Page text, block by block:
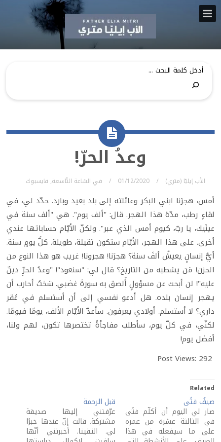
وعدُ الحرّ!
الأب إيليّا (متري) 01/12/2020 في السّاعة التّاسعة, فايسبوك
أمس، هجرَنا ابني البكر وعائلته إلى بلد بعيد وبارد. حدّد لي، في
لقاءٍ رطب، مدّة هذا الهجر. قال: "ألف يوم". هي "ألف سنة في
عينَيك، يا ربّ، كيوم أمس الذي عبر". ولكنّ الأيّام حساباتها عندي
أخرى. على هذا الهجر، الأيّام ستكون ثقيلة، طويلة. كلُّ يومٍ سنة.
أيُّ إنسانٍ يعيشُ ألفَ سنة؟ هجرَنا! هجرونا! غريب هو هذا النوع من
الحزن! مَن يشطبه من التاريخ؟ قال لي: "سنعود"! "وعدُ الحرِّ دينٌ
عليه"! لن أبحث عن مسؤولٍ أُلصق به سورةَ غضبي. شختُ أحارب أن
يهجر إنسان بلده. هل أدعو نفسي إلى أن أستسلم في عُقر
داري؟ لا أستسلم. أولادي يعرفون. سأعدّ الأيّام الألف، يومًا فيومًا.
لكنّي، في كلّ يوم، سأطلب مفاجأةً تختصرها تكون، لهم ولنا،
أفضل يوم!
Post Views: 292
Related
صيفُ فتًى
صار لي اليوم أن أكلّم فتًى
في الثالثة عشرة من عمره
على ما سيفعله في هذا
قبل الرحمة
عرّفتني إليها صديقة
مشتركة. قالت إنّ عندها خبرًا
لي. التقينا. أخبرتني أنّها